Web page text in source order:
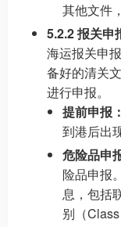
其他文件
5.2.2 报关申
海运报关申
备好的清关
进行申报。
提前申报：
到港后出
危险品申
险品申报
息，包括
别（